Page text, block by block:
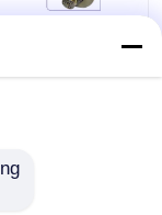
অটো ইঞ্জিন
লেক্সাস
এর জন্য